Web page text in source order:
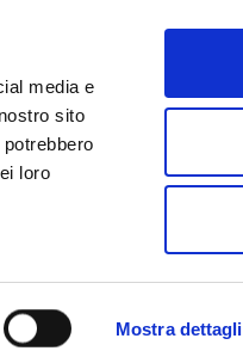
media e
sito
loro
Mostra dettagli
Seguici su
cerca nel sito